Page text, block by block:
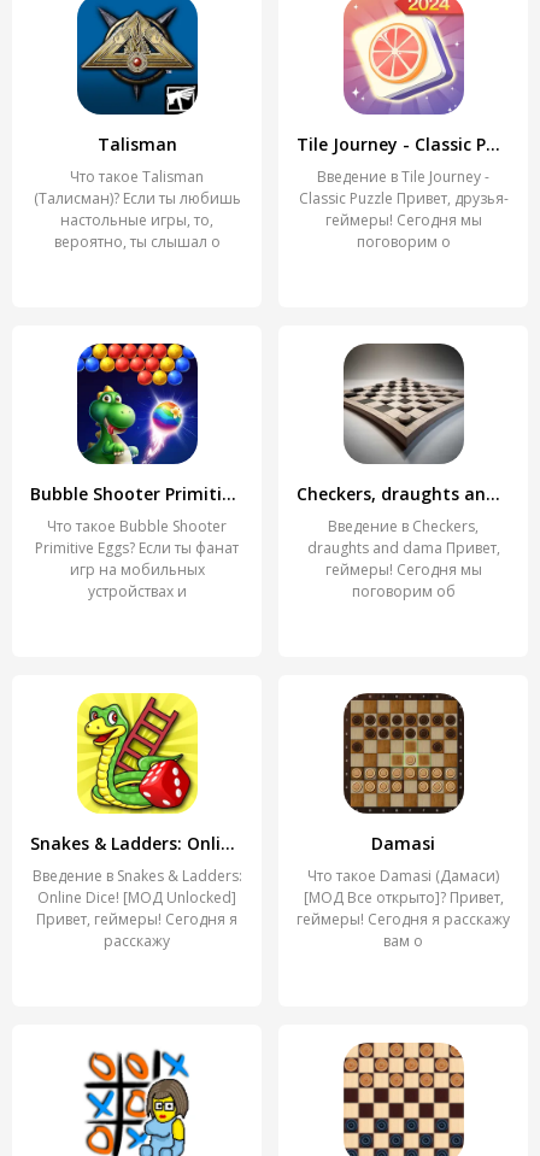
Talisman
Что такое Talisman
(Талисман)? Если ты любишь
настольные игры, то,
вероятно, ты слышал о
Tile Journey - Classic Puzzle
Введение в Tile Journey -
Classic Puzzle Привет, друзья-
геймеры! Сегодня мы
поговорим о
Bubble Shooter Primitive Eggs
Что такое Bubble Shooter
Primitive Eggs? Если ты фанат
игр на мобильных
устройствах и
Checkers, draughts and dama
Введение в Checkers,
draughts and dama Привет,
геймеры! Сегодня мы
поговорим об
Snakes & Ladders: Online Dice!
Введение в Snakes & Ladders:
Online Dice! [МОД Unlocked]
Привет, геймеры! Сегодня я
расскажу
Damasi
Что такое Damasi (Дамаси)
[МОД Все открыто]? Привет,
геймеры! Сегодня я расскажу
вам о